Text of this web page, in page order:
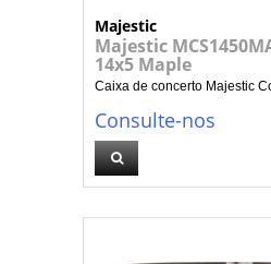
Majestic
Majestic
14x5 Maple
Caixa de concerto Majestic
Consulte-nos